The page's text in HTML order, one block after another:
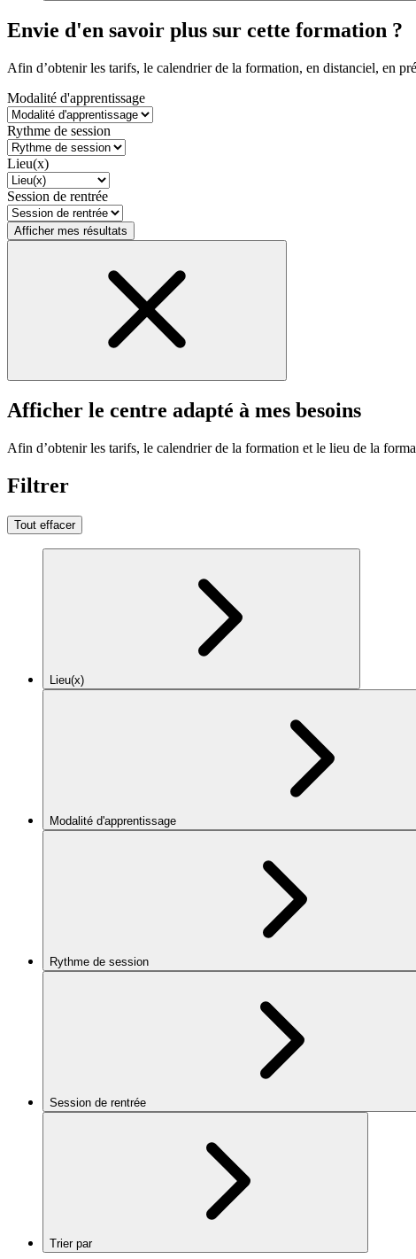
Envie d'en savoir plus sur cette formation ?
Afin d’obtenir les tarifs, le calendrier de la formation, en distanciel, en
Modalité d'apprentissage
Rythme de session
Lieu(x)
Session de rentrée
Afficher mes résultats
Afficher le centre adapté à mes besoins
Afin d’obtenir les tarifs, le calendrier de la formation et le lieu de la
Filtrer
Tout effacer
Lieu(x)
Modalité d'apprentissage
Rythme de session
Session de rentrée
Trier par